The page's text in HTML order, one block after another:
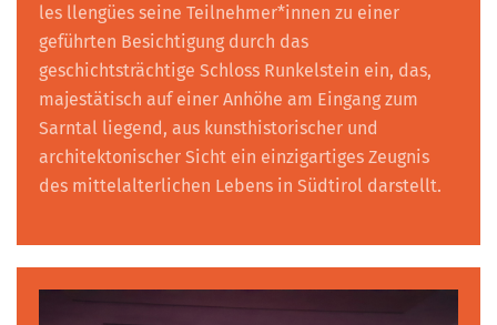
les llengües seine Teilnehmer*innen zu einer
geführten Besichtigung durch das
geschichtsträchtige Schloss Runkelstein ein, das,
majestätisch auf einer Anhöhe am Eingang zum
Sarntal liegend, aus kunsthistorischer und
architektonischer Sicht ein einzigartiges Zeugnis
des mittelalterlichen Lebens in Südtirol darstellt.